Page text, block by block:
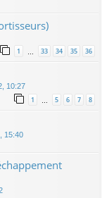
1 … 33 34 35 36
10:27
1 … 5 6 7 8
15:40